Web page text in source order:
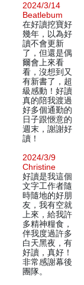
2024/3/14
Beatlebum
在好讀挖寶好
幾年，以為好
讀不會更新
了，但還是偶
爾會上來看
看，沒想到又
有新書了，超
級感動！好讀
真的陪我渡過
好多個通勤的
日子跟愜意的
週末，謝謝好
讀！
2024/3/9
Christine
好讀是我這個
文字工作者隨
時隨地的好朋
友，我有空就
上來，給我許
多精神糧食，
伴我度過許多
白天黑夜，有
好讀，真好！
非常感謝幕後
團隊。